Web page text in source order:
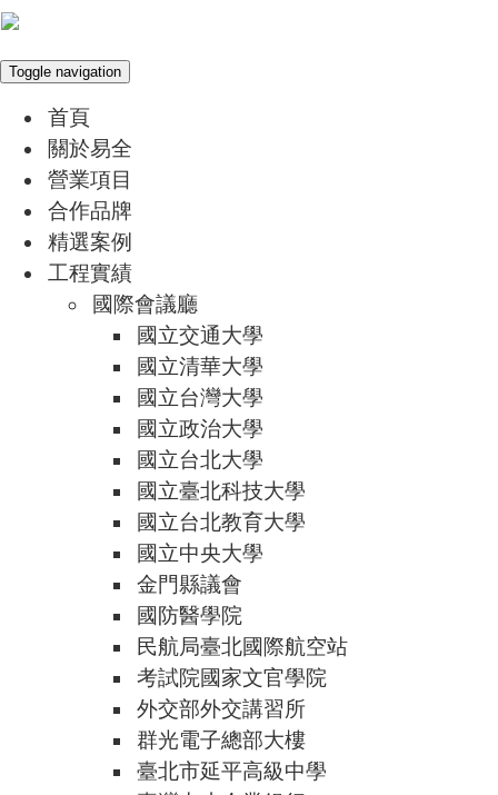
Toggle navigation
首頁
關於易全
營業項目
合作品牌
精選案例
工程實績
國際會議廳
國立交通大學
國立清華大學
國立台灣大學
國立政治大學
國立台北大學
國立臺北科技大學
國立台北教育大學
國立中央大學
金門縣議會
國防醫學院
民航局臺北國際航空站
考試院國家文官學院
外交部外交講習所
群光電子總部大樓
臺北市延平高級中學